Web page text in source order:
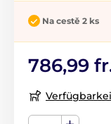
Na cestě 2 ks
786,99